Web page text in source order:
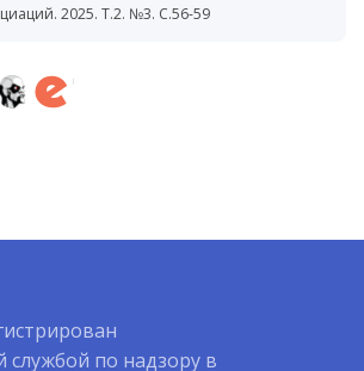
2025. Т.2. №3. С.56-59
по надзору в